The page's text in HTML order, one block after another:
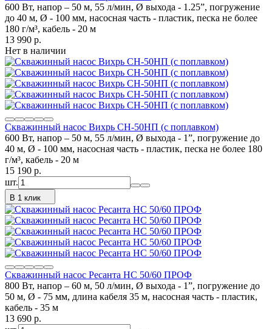
600 Вт, напор – 50 м, 55 л/мин, Ø выхода - 1.25”, погружение
до 40 м, Ø - 100 мм, насосная часть - пластик, песка не более
180 г/м³, кабель - 20 м
13 990 p.
Нет в наличии
Скважинный насос Вихрь СН-50НП (с поплавком)
600 Вт, напор – 50 м, 55 л/мин, Ø выхода - 1”, погружение до
40 м, Ø - 100 мм, насосная часть - пластик, песка не более 180
г/м³, кабель - 20 м
15 190 p.
шт.
В 1 клик
Скважинный насос Ресанта НС 50/60 ПРОФ
800 Вт, напор – 60 м, 50 л/мин, Ø выхода - 1”, погружение до
50 м, Ø - 75 мм, длина кабеля 35 м, насосная часть - пластик,
кабель - 35 м
13 690 p.